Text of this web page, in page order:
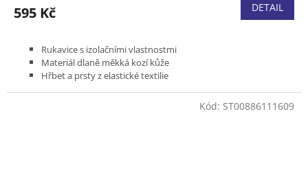
595 Kč DETAIL
Rukavice s izolačními vlastnostmi
Materiál dlaně měkká kozí kůže
Hřbet a prsty z elastické textilie
Kód: ST00886111609